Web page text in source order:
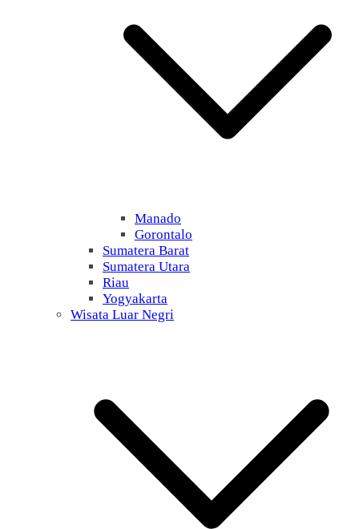
Manado
Gorontalo
Sumatera Barat
Sumatera Utara
Riau
Yogyakarta
Wisata Luar Negri